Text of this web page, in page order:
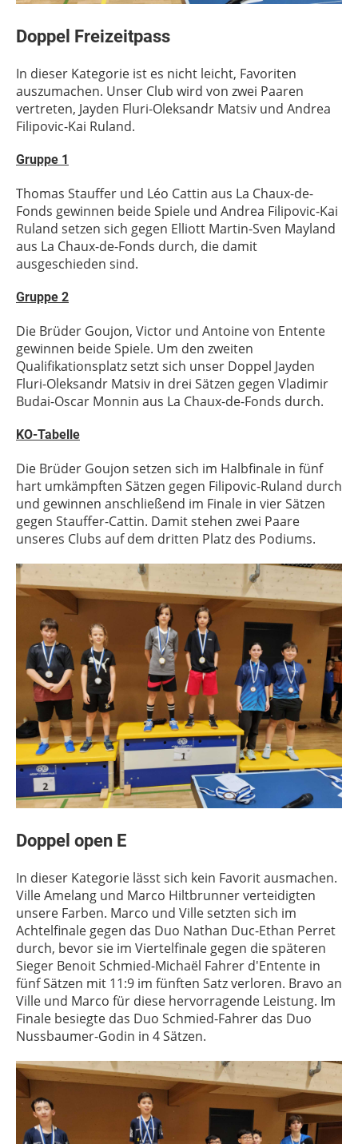
Doppel Freizeitpass
In dieser Kategorie ist es nicht leicht, Favoriten
auszumachen. Unser Club wird von zwei Paaren
vertreten, Jayden Fluri-Oleksandr Matsiv und Andrea
Filipovic-Kai Ruland.
Gruppe 1
Thomas Stauffer und Léo Cattin aus La Chaux-de-
Fonds gewinnen beide Spiele und Andrea Filipovic-Kai
Ruland setzen sich gegen Elliott Martin-Sven Mayland
aus La Chaux-de-Fonds durch, die damit
ausgeschieden sind.
Gruppe 2
Die Brüder Goujon, Victor und Antoine von Entente
gewinnen beide Spiele. Um den zweiten
Qualifikationsplatz setzt sich unser Doppel Jayden
Fluri-Oleksandr Matsiv in drei Sätzen gegen Vladimir
Budai-Oscar Monnin aus La Chaux-de-Fonds durch.
KO-Tabelle
Die Brüder Goujon setzen sich im Halbfinale in fünf
hart umkämpften Sätzen gegen Filipovic-Ruland durch
und gewinnen anschließend im Finale in vier Sätzen
gegen Stauffer-Cattin. Damit stehen zwei Paare
unseres Clubs auf dem dritten Platz des Podiums.
Doppel open E
In dieser Kategorie lässt sich kein Favorit ausmachen.
Ville Amelang und Marco Hiltbrunner verteidigten
unsere Farben. Marco und Ville setzten sich im
Achtelfinale gegen das Duo Nathan Duc-Ethan Perret
durch, bevor sie im Viertelfinale gegen die späteren
Sieger Benoit Schmied-Michaël Fahrer d'Entente in
fünf Sätzen mit 11:9 im fünften Satz verloren. Bravo an
Ville und Marco für diese hervorragende Leistung. Im
Finale besiegte das Duo Schmied-Fahrer das Duo
Nussbaumer-Godin in 4 Sätzen.